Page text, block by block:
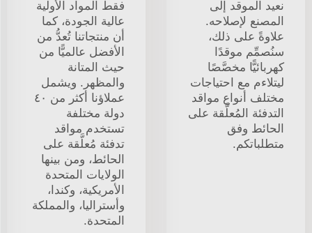
نعيد الموقد إلى
المصنع لإصلاحه.
علاوةً على ذلك،
سنُصمِّم موقدًا
كهربائيًّا مخصَّصًا
ليتلاءم مع احتياجات
مختلف أنواع مواقد
التدفئة المُعلَّقة على
الحائط وفق
متطلباتكم.
فقط المواد الأولية
عالية الجودة، كما
أن منتجاتنا تُعدُّ من
الأفضل عالميًّا من
حيث المتانة
والمظهر. ويشمل
عملاؤنا أكثر من ٤٠
دولة مختلفة
تستخدم مواقد
تدفئة مُعلَّقة على
الحائط، ومن بينها
الولايات المتحدة
الأمريكية، وكندا،
وأستراليا، والمملكة
المتحدة.